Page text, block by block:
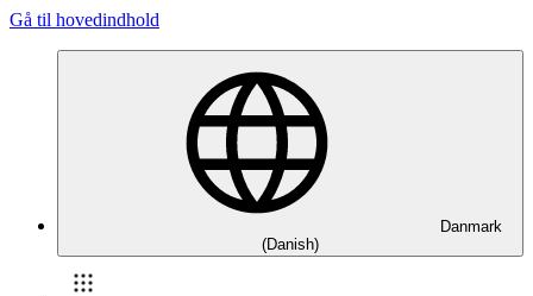
Gå til hovedindhold
Danmark
(Danish)